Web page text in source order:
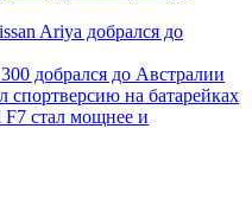
Ariya добрался до
добрался до Австралии
спортверсию на батарейках
стал мощнее и